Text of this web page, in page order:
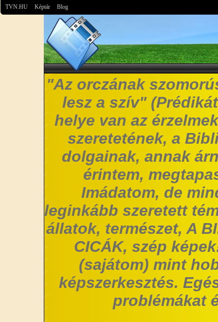
TVN.HU Képtár Blog
"Az orczának
lesz a szív"
helye van az
szeretetének, a
dolgainak, annak
érintem,
Imádatom, de
leginkább szeretett
állatok, természet, A
CICÁK, szép
(sajátom) mint
képszerkesztés.
problémákat